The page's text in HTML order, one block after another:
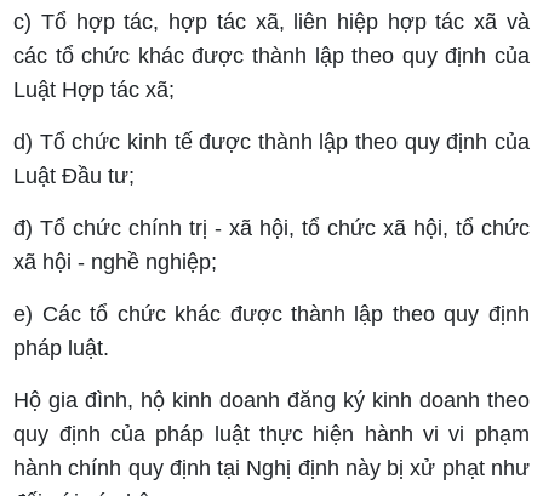
c) Tổ hợp tác, hợp tác xã, liên hiệp hợp tác xã và
các tổ chức khác được thành lập theo quy định của
Luật Hợp tác xã;
d) Tổ chức kinh tế được thành lập theo quy định của
Luật Đầu tư;
đ) Tổ chức chính trị - xã hội, tổ chức xã hội, tổ chức
xã hội - nghề nghiệp;
e) Các tổ chức khác được thành lập theo quy định
pháp luật.
Hộ gia đình, hộ kinh doanh đăng ký kinh doanh theo
quy định của pháp luật thực hiện hành vi vi phạm
hành chính quy định tại Nghị định này bị xử phạt như